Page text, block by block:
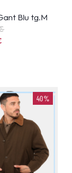
Blu tg.M
40%